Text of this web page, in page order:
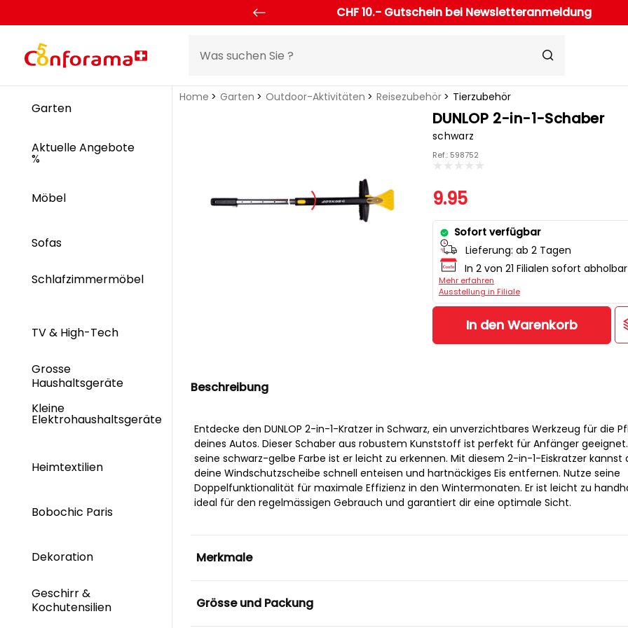
CHF 10.- Gutschein bei Newsletteranmeldung
Garten
Aktuelle Angebote
%
Möbel
Sofas
Schlafzimmermöbel
TV & High-Tech
Grosse
Haushaltsgeräte
Kleine
Elektrohaushaltsgeräte
Heimtextilien
Bobochic Paris
Dekoration
Geschirr &
Kochutensilien
Home Garten Outdoor-Aktivitäten Reisezubehör Tierzubehör
DUNLOP 2-in-1-Schaber
schwarz
Ref.: 598752
9.95
Sofort verfügbar
Lieferung: ab 2 Tagen
In 2 von 21 Filialen sofort abholbar
Mehr erfahren
Ausstellung in Filiale
In den Warenkorb
Beschreibung
Entdecke den DUNLOP 2-in-1-Kratzer in Schwarz, ein unverzichtbares Werkzeug für die
deines Autos. Dieser Schaber aus robustem Kunststoff ist perfekt für Anfänger
seine schwarz-gelbe Farbe ist er leicht zu erkennen. Mit diesem 2-in-1-Eiskratzer kannst
deine Windschutzscheibe schnell enteisen und hartnäckiges Eis entfernen. Nutze seine
Doppelfunktionalität für maximale Effizienz in den Wintermonaten. Er ist leicht zu
ideal für den regelmässigen Gebrauch und garantiert dir eine optimale Sicht.
Merkmale
Grösse und Packung